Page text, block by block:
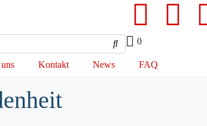
0
Kontakt News FAQ